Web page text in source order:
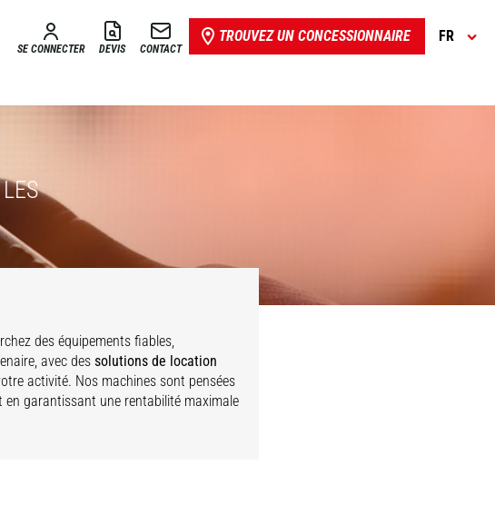
SE CONNECTER DEVIS CONTACT
TROUVEZ UN CONCESSIONNAIRE FR
des équipements fiables,
avec des solutions de location
activité. Nos machines sont pensées
en garantissant une rentabilité maximale